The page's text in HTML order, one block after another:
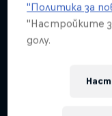
"Политика за
"Настройките
долу.